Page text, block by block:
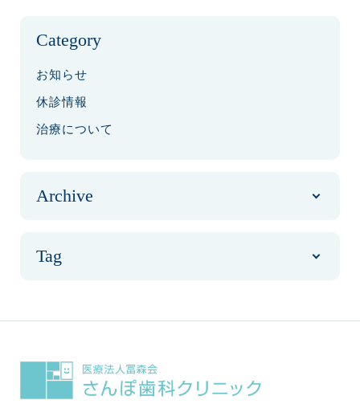
Category
お知らせ
休診情報
治療について
Archive
Tag